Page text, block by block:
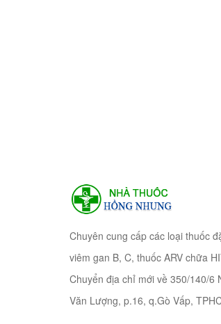
Chuyên cung cấp các loại thuốc
viêm gan B, C, thuốc ARV chữa
Chuyển địa chỉ mới về 350/140/6
Văn Lượng, p.16, q.Gò Vấp,